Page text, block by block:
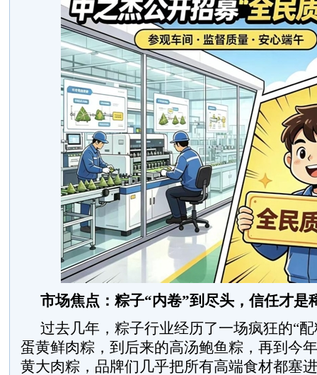
市场焦点：粽子“内卷”到尽头，信任才是
过去几年，粽子行业经历了一场疯狂的“
蛋黄鲜肉粽，到后来的高汤鲍鱼粽，再到今
黄大肉粽，品牌们几乎把所有高端食材都塞